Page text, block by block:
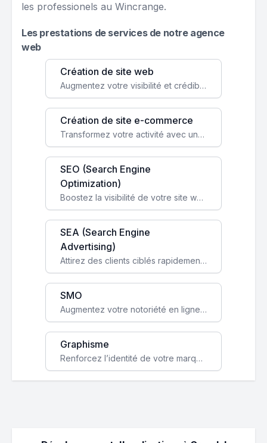
les professionels au Wincrange.
Les prestations de services de notre agence
web
Création de site web
Augmentez votre visibilité et crédibilité en ligne avec un site web performant, conçu pour attirer plus de clients.
Création de site e-commerce
Transformez votre activité avec une boutique en ligne, accessible à l'échelle mondiale 24/7.
SEO (Search Engine
Optimization)
Boostez la visibilité de votre site web sur Google et attirez du trafic qualifié grâce à nos stratégies SEO.
SEA (Search Engine
Advertising)
Attirez des clients ciblés rapidement avec des campagnes publicitaires payantes optimisées pour vos objectifs.
SMO
Augmentez votre notoriété en ligne et stimulez la croissance de votre entreprise grâce à une stratégie sociale sur mesure.
Graphisme
Renforcez l’identité de votre marque avec un design unique qui capte l’attention et engage vos clients.